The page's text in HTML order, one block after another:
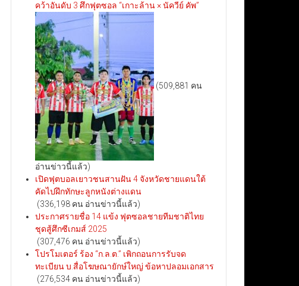
คว้าอันดับ 3 ศึกฟุตซอล “เกาะล้าน × นัควีย์ คัพ”
(509,881 คน
อ่านข่าวนี้แล้ว)
เปิดฟุตบอลเยาวชนสานฝัน 4 จังหวัดชายแดนใต้
คัดไปฝึกทักษะลูกหนังต่างแดน
(336,198 คน อ่านข่าวนี้แล้ว)
ประกาศรายชื่อ 14 แข้ง ฟุตซอลชายทีมชาติไทย
ชุดสู้ศึกซีเกมส์ 2025
(307,476 คน อ่านข่าวนี้แล้ว)
โปรโมเตอร์ ร้อง “ก.ล.ต.” เพิกถอนการรับจด
ทะเบียน บ.สื่อโฆษณายักษ์ใหญ่ ข้อหาปลอมเอกสาร
(276,534 คน อ่านข่าวนี้แล้ว)